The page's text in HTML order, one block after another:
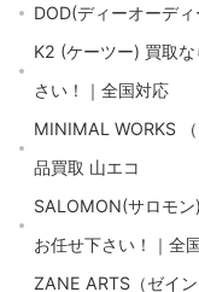
DOD(ディーオーデ
K2 (ケーツー) 買取
さい！｜全国対応
MINIMAL WORKS
品買取 山エコ
SALOMON(サロモ
お任せ下さい！｜全
ZANE ARTS（ゼイ